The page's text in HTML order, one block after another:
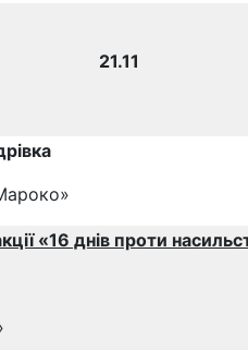
21.11
«16 днів проти